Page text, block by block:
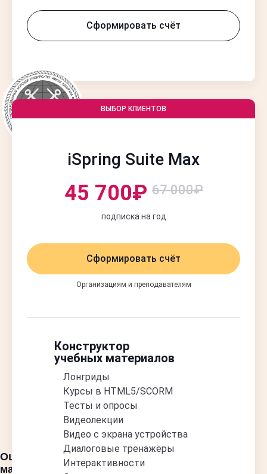
Оцифровали учебные
материалы в онлайн-курсы
Сформировать счёт
ВЫБОР КЛИЕНТОВ
iSpring Suite Max
45 700₽ 67 000₽
подписка на год
Сформировать счёт
Организациям и преподавателям
Конструктор
учебных материалов
Лонгриды
Курсы в HTML5/SCORM
Тесты и опросы
Видеолекции
Видео с экрана устройства
Диалоговые тренажёры
Интерактивности